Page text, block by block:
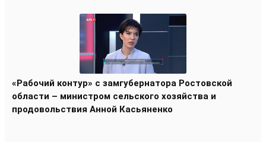
«Рабочий контур» с замгубернатора Ростовской
области – министром сельского хозяйства и
продовольствия Анной Касьяненко